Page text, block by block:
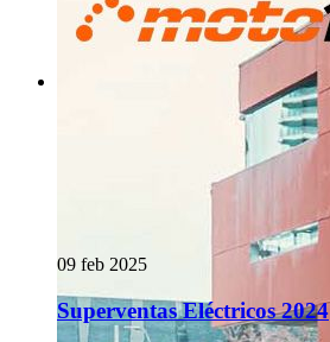
09 feb 2025
Superventas Eléctricos 2024